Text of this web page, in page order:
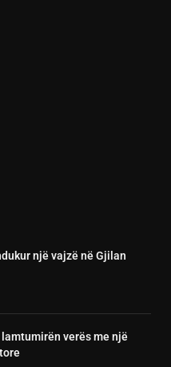
një vajzë në Gjilan
verës me një